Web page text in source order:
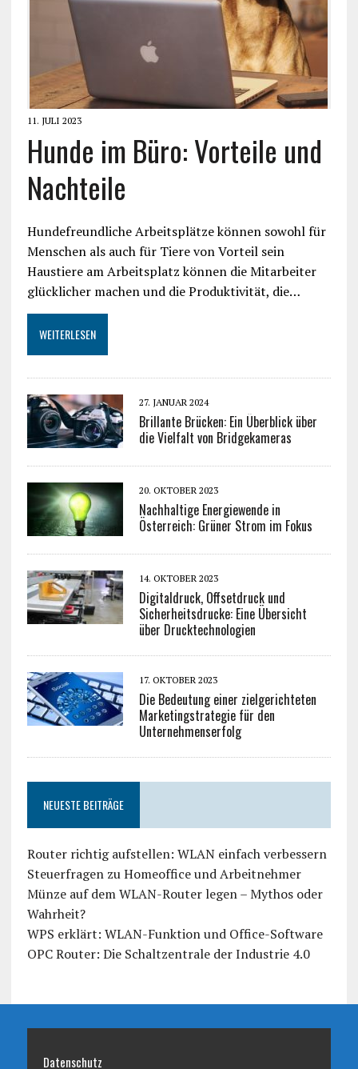
11. JULI 2023
Hunde im Büro: Vorteile und
Nachteile
Hundefreundliche Arbeitsplätze können sowohl für
Menschen als auch für Tiere von Vorteil sein
Haustiere am Arbeitsplatz können die Mitarbeiter
glücklicher machen und die Produktivität, die…
WEITERLESEN
27. JANUAR 2024
Brillante Brücken: Ein Überblick über
die Vielfalt von Bridgekameras
20. OKTOBER 2023
Nachhaltige Energiewende in
Österreich: Grüner Strom im Fokus
14. OKTOBER 2023
Digitaldruck, Offsetdruck und
Sicherheitsdrucke: Eine Übersicht
über Drucktechnologien
17. OKTOBER 2023
Die Bedeutung einer zielgerichteten
Marketingstrategie für den
Unternehmenserfolg
NEUESTE BEITRÄGE
Router richtig aufstellen: WLAN einfach verbessern
Steuerfragen zu Homeoffice und Arbeitnehmer
Münze auf dem WLAN-Router legen – Mythos oder
Wahrheit?
WPS erklärt: WLAN-Funktion und Office-Software
OPC Router: Die Schaltzentrale der Industrie 4.0
Datenschutz